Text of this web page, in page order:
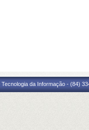
Tecnologia da Informação - (84)